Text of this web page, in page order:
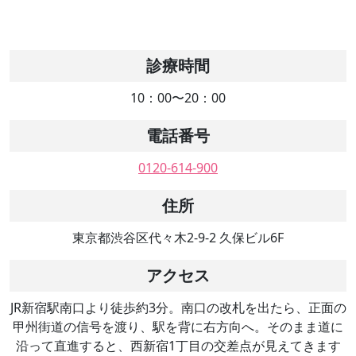
診療時間
10：00〜20：00
電話番号
0120-614-900
住所
東京都渋谷区代々木2-9-2 久保ビル6F
アクセス
JR新宿駅南口より徒歩約3分。南口の改札を出たら、正面の
甲州街道の信号を渡り、駅を背に右方向へ。そのまま道に
沿って直進すると、西新宿1丁目の交差点が見えてきます